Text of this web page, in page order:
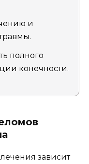
и
полного
конечности.
зависит